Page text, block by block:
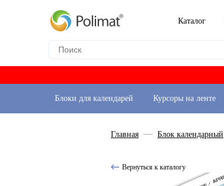
Каталог
Блоки для календарей Курсоры на ленте
Главная Блок календарный
Вернуться к каталогу